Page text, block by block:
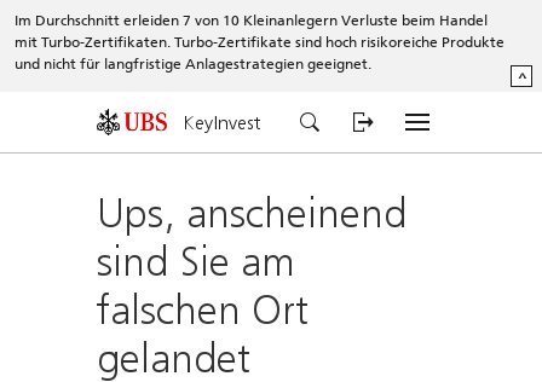
Im Durchschnitt erleiden 7 von 10 Kleinanlegern Verluste beim Handel
mit Turbo-Zertifikaten. Turbo-Zertifikate sind hoch risikoreiche Produkte
und nicht für langfristige Anlagestrategien geeignet.
^
KeyInvest
Ups, anscheinend
sind Sie am
falschen Ort
gelandet